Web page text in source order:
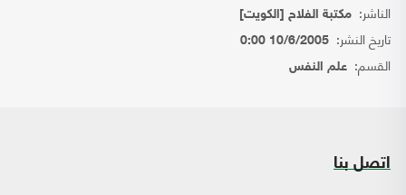
الناشر: مكتبة الفلاح [الكويت]
تاريخ النشر: 10/6/2005 0:00
القسم: علم النفس
اتصل بنا